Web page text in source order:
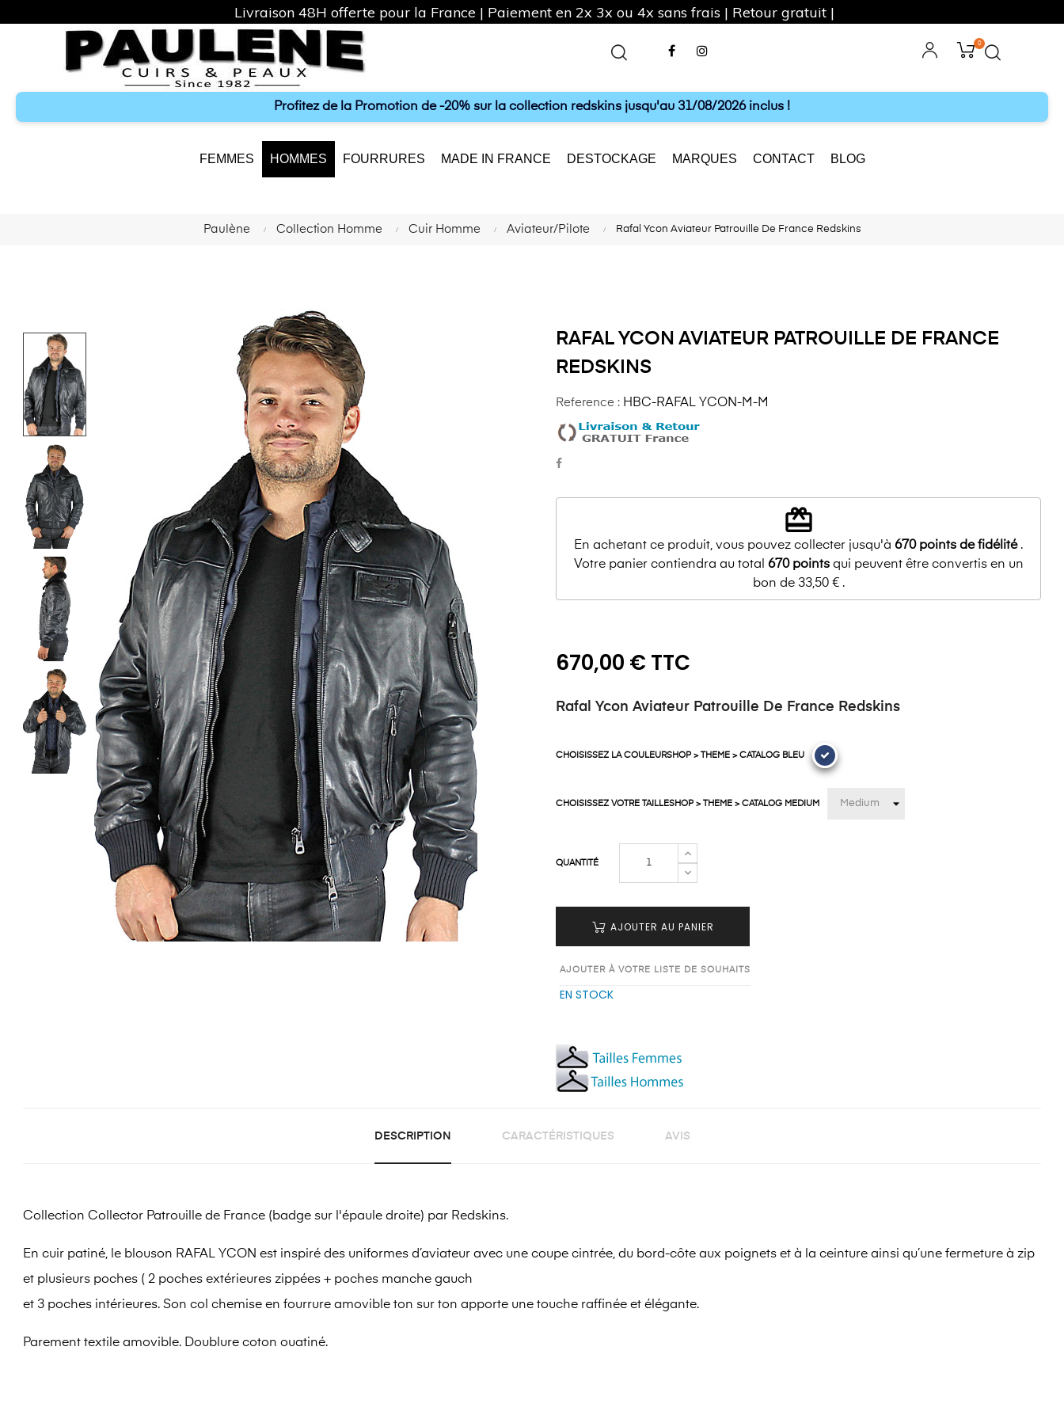
Facebook
0
Profitez de la Promotion de -20% sur la collection redskins jusqu'au 31/08/2026 inclus !
FEMMES HOMMES FOURRURES MADE IN FRANCE DESTOCKAGE MARQUES CONTACT BLOG
Paulène Collection Homme Cuir Homme Aviateur/Pilote Rafal Ycon Aviateur Patrouille De France Redskins
RAFAL YCON AVIATEUR PATROUILLE DE FRANCE
REDSKINS
Reference : HBC-RAFAL YCON-M-M
redeem
En achetant ce produit, vous pouvez collecter jusqu'à 670points de fidélité.
Votre panier contiendra au total 670pointsqui peuvent être convertis en un
bon de 33,50 €.
670,00 € TTC
Rafal Ycon Aviateur Patrouille De France Redskins
CHOISISSEZ LA COULEURSHOP > THEME > CATALOG BLEU
CHOISISSEZ VOTRE TAILLESHOP > THEME > CATALOG MEDIUM
QUANTITÉ
AJOUTER AU PANIER
AJOUTER À VOTRE LISTE DE SOUHAITS
EN STOCK
DESCRIPTION CARACTÉRISTIQUES AVIS
Collection Collector Patrouille de France (badge sur l'épaule droite) par Redskins.
En cuir patiné, le blouson RAFAL YCON est inspiré des uniformes d’aviateur avec une coupe cintrée, du bord-côte aux poignets et à la ceinture ainsi qu’une fermeture à zip
et plusieurs poches ( 2 poches extérieures zippées + poches manche gauch
et 3 poches intérieures. Son col chemise en fourrure amovible ton sur ton apporte une touche raffinée et élégante.
Parement textile amovible. Doublure coton ouatiné.
Livraison 48H offerte pour la France | Paiement en 2x 3x ou 4x sans frais | Retour gratuit |